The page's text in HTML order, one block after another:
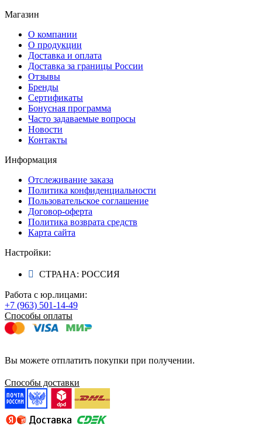
Магазин
О компании
О продукции
Доставка и оплата
Доставка за границы России
Отзывы
Бренды
Сертификаты
Бонусная программа
Часто задаваемые вопросы
Новости
Контакты
Информация
Отслеживание заказа
Политика конфиденциальности
Пользовательское соглашение
Договор-оферта
Политика возврата средств
Карта сайта
Настройки:
СТРАНА: РОССИЯ
Работа с юр.лицами:
+7 (963) 501-14-49
Способы оплаты
Вы можете отплатить покупки при получении.
Способы доставки